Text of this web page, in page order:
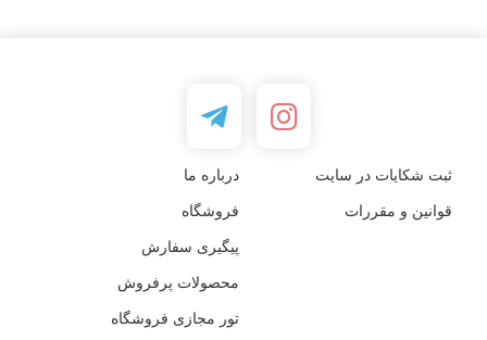
ثبت شکایات در سایت درباره ما
قوانین و مقررات فروشگاه
پیگیری سفارش
محصولات پرفروش
تور مجازی فروشگاه